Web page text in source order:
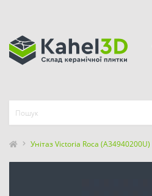
Унітаз Victoria Roca (A34940200U)